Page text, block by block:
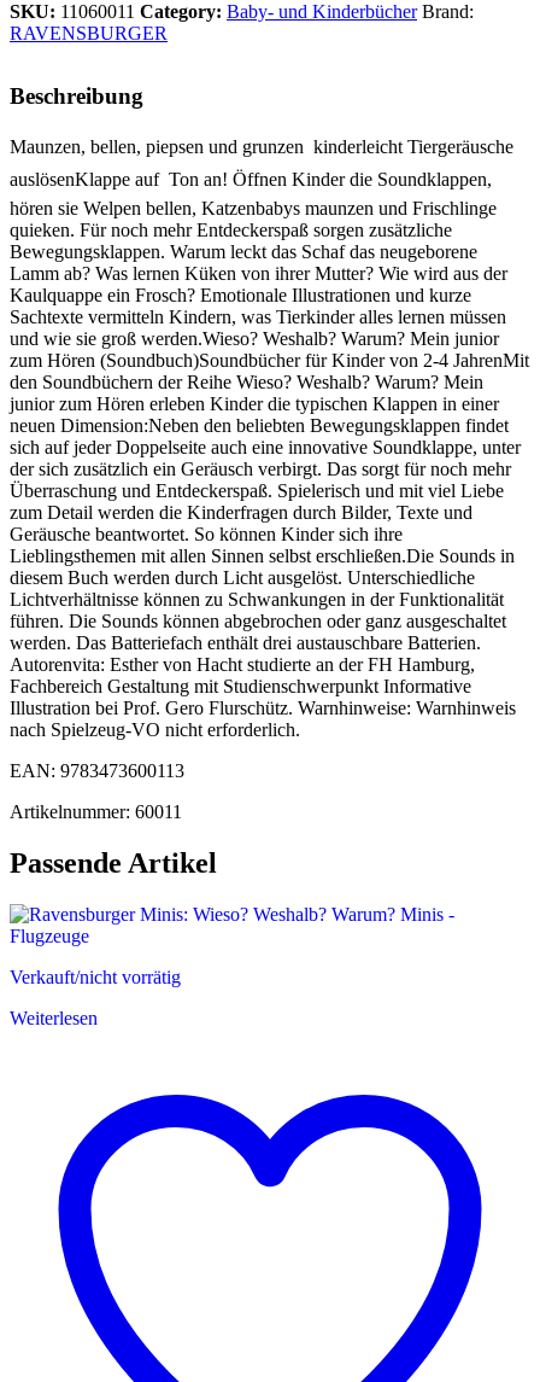
SKU: 11060011 Category: Baby- und Kinderbücher Brand:
RAVENSBURGER
Beschreibung
Maunzen, bellen, piepsen und grunzen  kinderleicht Tiergeräusche
auslösenKlappe auf  Ton an! Öffnen Kinder die Soundklappen,
hören sie Welpen bellen, Katzenbabys maunzen und Frischlinge
quieken. Für noch mehr Entdeckerspaß sorgen zusätzliche
Bewegungsklappen. Warum leckt das Schaf das neugeborene
Lamm ab? Was lernen Küken von ihrer Mutter? Wie wird aus der
Kaulquappe ein Frosch? Emotionale Illustrationen und kurze
Sachtexte vermitteln Kindern, was Tierkinder alles lernen müssen
und wie sie groß werden.Wieso? Weshalb? Warum? Mein junior
zum Hören (Soundbuch)Soundbücher für Kinder von 2-4 JahrenMit
den Soundbüchern der Reihe Wieso? Weshalb? Warum? Mein
junior zum Hören erleben Kinder die typischen Klappen in einer
neuen Dimension:Neben den beliebten Bewegungsklappen findet
sich auf jeder Doppelseite auch eine innovative Soundklappe, unter
der sich zusätzlich ein Geräusch verbirgt. Das sorgt für noch mehr
Überraschung und Entdeckerspaß. Spielerisch und mit viel Liebe
zum Detail werden die Kinderfragen durch Bilder, Texte und
Geräusche beantwortet. So können Kinder sich ihre
Lieblingsthemen mit allen Sinnen selbst erschließen.Die Sounds in
diesem Buch werden durch Licht ausgelöst. Unterschiedliche
Lichtverhältnisse können zu Schwankungen in der Funktionalität
führen. Die Sounds können abgebrochen oder ganz ausgeschaltet
werden. Das Batteriefach enthält drei austauschbare Batterien.
Autorenvita: Esther von Hacht studierte an der FH Hamburg,
Fachbereich Gestaltung mit Studienschwerpunkt Informative
Illustration bei Prof. Gero Flurschütz. Warnhinweise: Warnhinweis
nach Spielzeug-VO nicht erforderlich.
EAN: 9783473600113
Artikelnummer: 60011
Passende Artikel
Verkauft/nicht vorrätig
Weiterlesen